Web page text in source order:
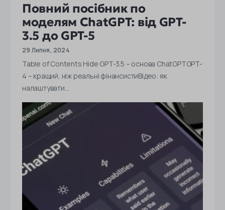
Повний посібник по
моделям ChatGPT: від GPT-
3.5 до GPT-5
29 Липня, 2024
Table of Contents Hide GPT-3.5 – основа ChatGPTGPT-
4 – кращий, ніж реальні фінансистиВідео: як
налаштувати…